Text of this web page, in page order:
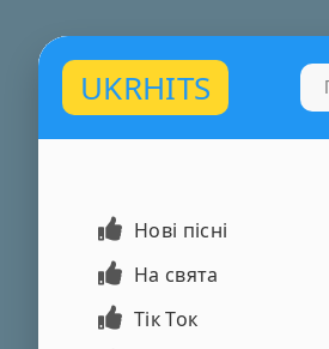
UKRHITS
Нові пісні
На свята
Тік Ток